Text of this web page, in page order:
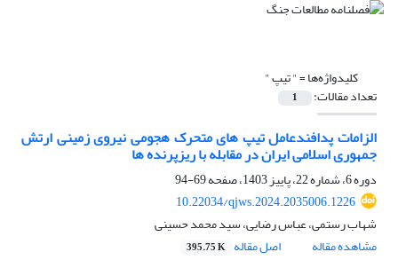
کلیدواژه‌ها =" تیپ "
تعداد مقالات: 1
الزامات پدافندعامل تیپ های متحرک هجومی نیروی زمینی ارتش
جمهوری اسلامی ایران در مقابله با ریزپرنده ها
دوره 6، شماره 22، پاییز 1403، صفحه
69-94
10.22034/qjws.2024.2035006.1226
شهاب رستمی، عباس رضایی، سید محمد حسینی
مشاهده مقاله
اصل مقاله 395.75 K